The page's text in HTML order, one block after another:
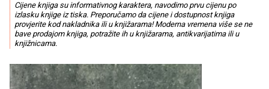
Cijene knjiga su informativnog karaktera, navodimo prvu cijenu po
izlasku knjige iz tiska. Preporučamo da cijene i dostupnost knjiga
provjerite kod nakladnika ili u knjižarama! Moderna vremena više se ne
bave prodajom knjiga, potražite ih u knjižarama, antikvarijatima ili u
knjižnicama.